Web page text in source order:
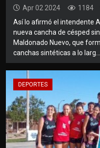
Apr 02 2024 1184
Así lo afirmó el intendente
nueva cancha de césped
Maldonado Nuevo, que
canchas sintéticas a lo larg...
DEPORTES